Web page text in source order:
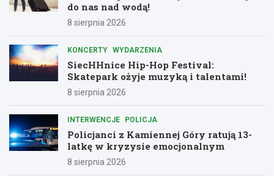
do nas nad wodą!
8 sierpnia 2026
KONCERTY WYDARZENIA
SiecHHnice Hip-Hop Festival:
Skatepark ożyje muzyką i talentami!
8 sierpnia 2026
INTERWENCJE POLICJA
Policjanci z Kamiennej Góry ratują 13-
latkę w kryzysie emocjonalnym
8 sierpnia 2026